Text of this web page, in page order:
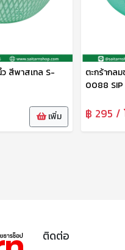
ว สีพาสเทล S-
เพิ่ม
ตะกร้ากล
0088 SIP
฿ 295 /
ติดต่อ